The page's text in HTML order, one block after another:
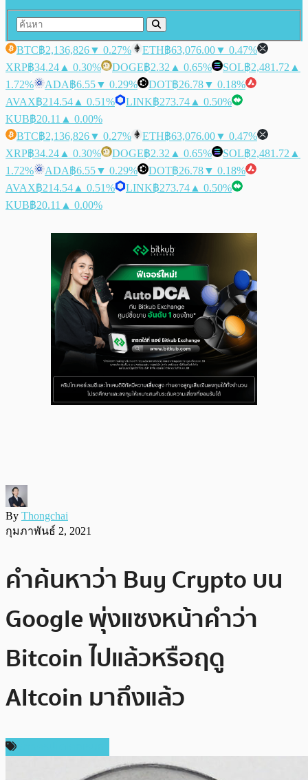
BTC฿2,136,826▼ 0.27% ETH฿63,076.00▼ 0.47%
XRP฿34.24 ▲ 0.30% DOGE฿2.32 ▲ 0.65% SOL฿2,481.72 ▲
1.72%
ADA฿6.55▼ 0.29% DOT฿26.78▼ 0.18%
AVAX฿214.54 ▲ 0.51% LINK฿273.74 ▲ 0.50%
KUB฿20.11 ▲ 0.00%
BTC฿2,136,826▼ 0.27% ETH฿63,076.00▼ 0.47%
XRP฿34.24 ▲ 0.30% DOGE฿2.32 ▲ 0.65% SOL฿2,481.72 ▲
1.72%
ADA฿6.55▼ 0.29% DOT฿26.78▼ 0.18%
AVAX฿214.54 ▲ 0.51% LINK฿273.74 ▲ 0.50%
KUB฿20.11 ▲ 0.00%
By Thongchai
กุมภาพันธ์ 2, 2021
คำค้นหาว่า Buy Crypto บน
Google พุ่งแซงหน้าคำว่า
Bitcoin ไปแล้วหรือฤดู
Altcoin มาถึงแล้ว